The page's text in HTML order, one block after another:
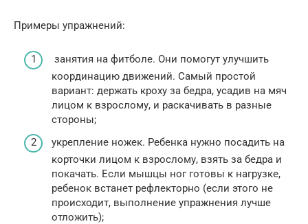
Примеры упражнений:
занятия на фитболе. Они помогут улучшить
координацию движений. Самый простой
вариант: держать кроху за бедра, усадив на мяч
лицом к взрослому, и раскачивать в разные
стороны;
укрепление ножек. Ребенка нужно посадить на
корточки лицом к взрослому, взять за бедра и
покачать. Если мышцы ног готовы к нагрузке,
ребенок встанет рефлекторно (если этого не
происходит, выполнение упражнения лучше
отложить);